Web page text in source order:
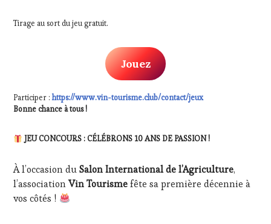
Tirage au sort du jeu gratuit.
Jouez
Participer :https://www.vin-tourisme.club/contact/jeux
Bonne chance à tous !
JEU CONCOURS : CÉLÉBRONS 10 ANS DE PASSION !
À l’occasion duSalon International de l’Agriculture,
l’associationVin Tourismefête sa première décennie à
vos côtés !